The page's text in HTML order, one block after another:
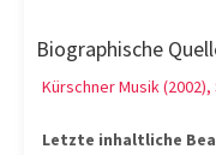
Biographische
Kürschner Musik (2002),
Letzte inhaltliche